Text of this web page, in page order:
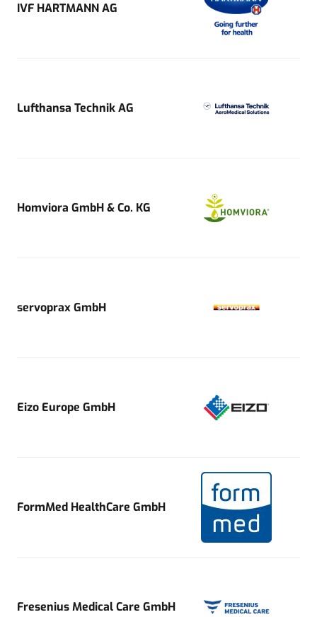
IVF HARTMANN AG
Lufthansa Technik AG
Homviora GmbH & Co. KG
servoprax GmbH
Eizo Europe GmbH
FormMed HealthCare GmbH
Fresenius Medical Care GmbH